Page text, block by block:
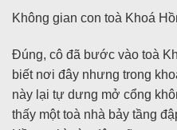
Không gian con toà Khoá
Đúng, cô đã bước vào toà
biết nơi đây nhưng trong
này lại tự dưng mở cổng
thấy một toà nhà bảy tầng